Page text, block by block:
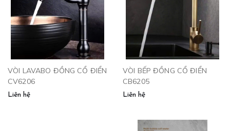
VÒI LAVABO ĐỒNG CỔ ĐIỂN
CV6206
Liên hệ
VÒI BẾP ĐỒNG CỔ ĐIỂN
CB6205
Liên hệ